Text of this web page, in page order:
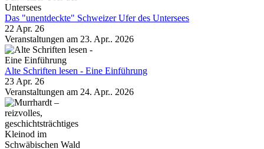
Das "unentdeckte" Schweizer Ufer des Untersees
22 Apr. 26
Veranstaltungen am 23. Apr.. 2026
Alte Schriften lesen - Eine Einführung
23 Apr. 26
Veranstaltungen am 24. Apr.. 2026